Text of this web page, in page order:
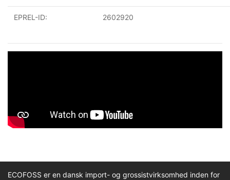
EPREL-ID: 2602920
ECOFOSS er en dansk import- og grossistvirksomhed inden for